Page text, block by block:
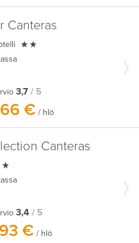
Canteras

3,7 / 5
€ / hlö
Canteras
3,4 / 5
€ / hlö